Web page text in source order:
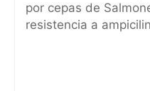
por cepas de
resistencia a